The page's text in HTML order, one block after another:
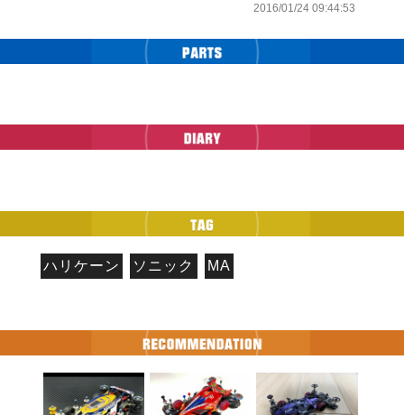
2016/01/24 09:44:53
ハリケーン ソニック MA